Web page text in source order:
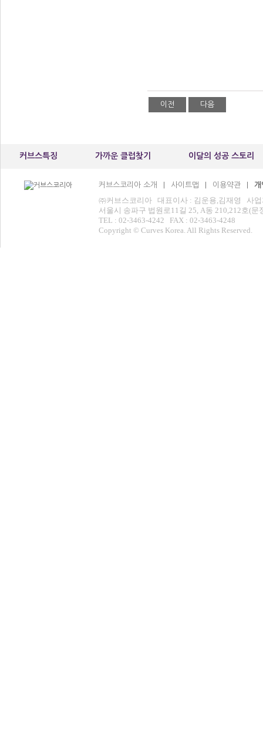
이전 다음
커브스특징 가까운 클럽찾기 이달의 성공 스토리
커브스코리아 소개 사이트맵 이용약관 개
㈜커브스코리아 대표이사 : 김운용,김재영 사업
서울시 송파구 법원로11길 25, A동 210,212호(
TEL : 02-3463-4242 FAX : 02-3463-4248
Copyright © Curves Korea. All Rights Reserved.